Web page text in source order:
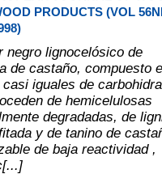
PRODUCTS (VOL
negro lignocelósico de
de castaño, compuesto
iguales de
de hemicelulosas
degradadas, de
y de tanino de
de baja reactividad ,